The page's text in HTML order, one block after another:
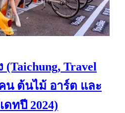
(Taichung, Travel
น ต้นไม้ อาร์ต และ
ทปี 2024)